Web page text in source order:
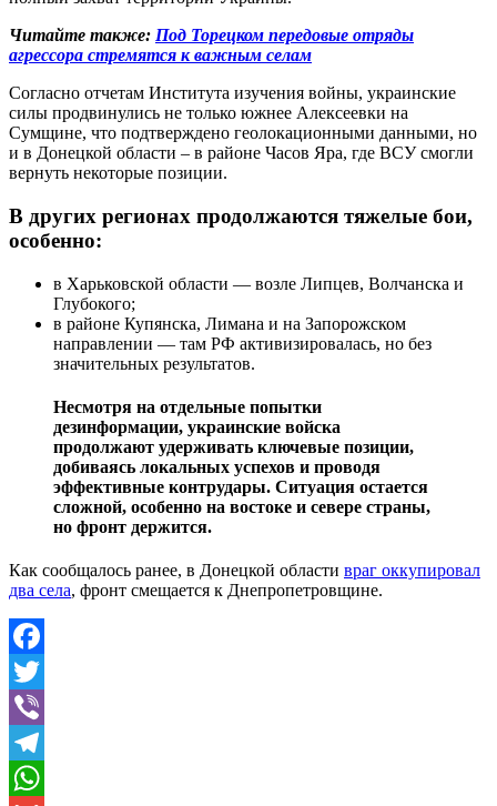
Читайте также: Под Торецком передовые отряды
агрессора стремятся к важным селам
Согласно отчетам Института изучения войны, украинские
силы продвинулись не только южнее Алексеевки на
Сумщине, что подтверждено геолокационными данными, но
и в Донецкой области – в районе Часов Яра, где ВСУ смогли
вернуть некоторые позиции.
В других регионах продолжаются тяжелые бои,
особенно:
в Харьковской области — возле Липцев, Волчанска и
Глубокого;
в районе Купянска, Лимана и на Запорожском
направлении — там РФ активизировалась, но без
значительных результатов.
Несмотря на отдельные попытки
дезинформации, украинские войска
продолжают удерживать ключевые позиции,
добиваясь локальных успехов и проводя
эффективные контрудары. Ситуация остается
сложной, особенно на востоке и севере страны,
но фронт держится.
Как сообщалось ранее, в Донецкой области враг оккупировал
два села, фронт смещается к Днепропетровщине.
Facebook
Twitter
Viber
Telegram